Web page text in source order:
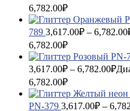
6,782.00₽
789 3,617.00₽ – 6,782.00
6,782.00₽
3,617.00₽ – 6,782.00₽
6,782.00₽
PN-379 3,617.00₽ –